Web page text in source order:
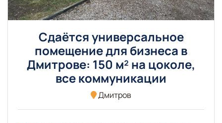
Сдаётся универсальное
помещение для бизнеса в
Дмитрове: 150 м² на цоколе,
все коммуникации
Дмитров